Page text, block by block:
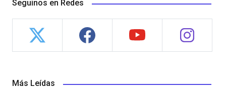
Seguinos en Redes
Más Leídas